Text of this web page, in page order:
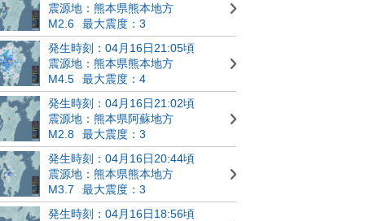
震源地：熊本県熊本地方
M2.6
最大震度：3
発生時刻：04月16日21:05頃
震源地：熊本県熊本地方
M4.5
最大震度：4
発生時刻：04月16日21:02頃
震源地：熊本県阿蘇地方
M2.8
最大震度：3
発生時刻：04月16日20:44頃
震源地：熊本県熊本地方
M3.7
最大震度：3
発生時刻：04月16日18:56頃